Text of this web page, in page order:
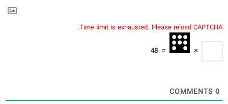
Time limit is exhausted. Please reload CAPTCHA.
×
=
48
0